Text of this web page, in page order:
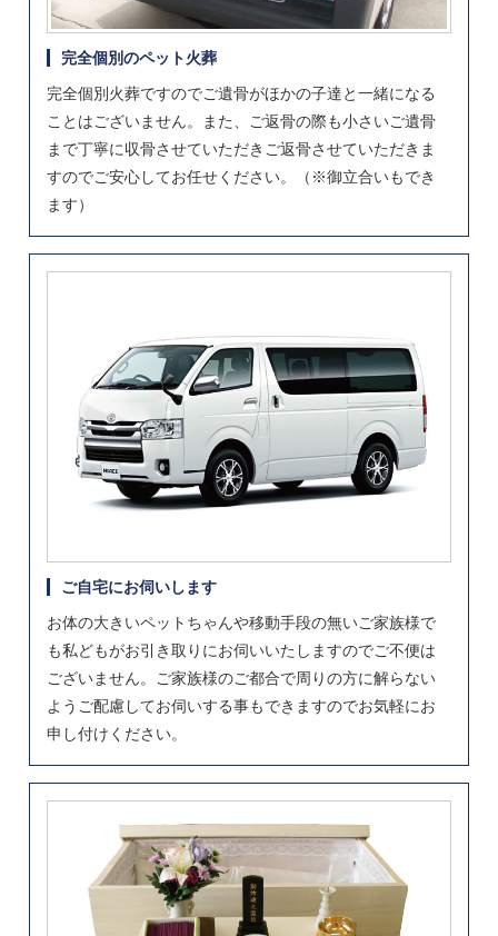
完全個別のペット火葬
完全個別火葬ですのでご遺骨がほかの子達と一緒になる
ことはございません。また、ご返骨の際も小さいご遺骨
まで丁寧に収骨させていただきご返骨させていただきま
すのでご安心してお任せください。（※御立合いもでき
ます）
ご自宅にお伺いします
お体の大きいペットちゃんや移動手段の無いご家族様で
も私どもがお引き取りにお伺いいたしますのでご不便は
ございません。ご家族様のご都合で周りの方に解らない
ようご配慮してお伺いする事もできますのでお気軽にお
申し付けください。